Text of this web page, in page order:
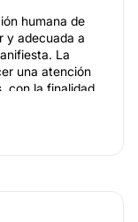
humana de
y adecuada a
La
una atención
con la finalidad
mucho